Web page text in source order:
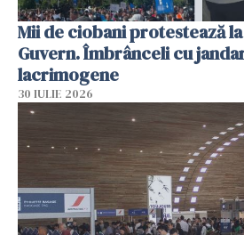
Mii de ciobani protestează la
Guvern. Îmbrânceli cu
lacrimogene
30 IULIE 2026